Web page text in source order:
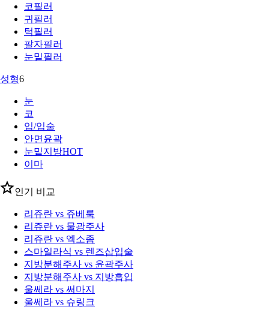
코필러
귀필러
턱필러
팔자필러
눈밑필러
성형6
눈
코
입/입술
안면윤곽
눈밑지방HOT
이마
인기 비교
리쥬란 vs 쥬베룩
리쥬란 vs 물광주사
리쥬란 vs 엑소좀
스마일라식 vs 렌즈삽입술
지방분해주사 vs 윤곽주사
지방분해주사 vs 지방흡입
울쎄라 vs 써마지
울쎄라 vs 슈링크